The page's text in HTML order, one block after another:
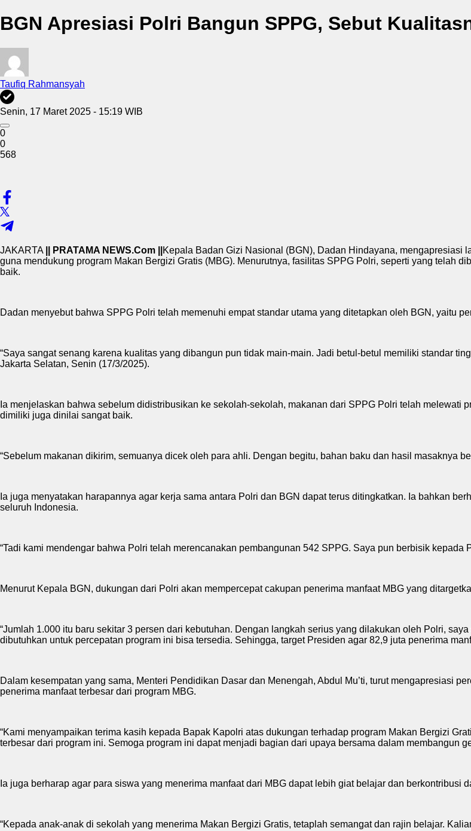
BGN Apresiasi Polri Bangun SPPG, Sebut
Taufiq Rahmansyah
Senin, 17 Maret 2025 - 15:19 WIB
0
0
568
JAKARTA || PRATAMA NEWS.Com ||
Kepala Badan Gizi Nasional (BGN), Dadan Hindayana,
guna mendukung program Makan Bergizi Gratis (MBG). Menurutnya, fasilitas SPPG Polri, seperti yang telah
baik.
Dadan menyebut bahwa SPPG Polri telah memenuhi empat standar utama yang ditetapkan oleh BGN, yaitu
“Saya sangat senang karena kualitas yang dibangun pun tidak main-main. Jadi betul-betul memiliki standar
Jakarta Selatan, Senin (17/3/2025).
Ia menjelaskan bahwa sebelum didistribusikan ke sekolah-sekolah, makanan dari SPPG Polri telah melewati
dimiliki juga dinilai sangat baik.
“Sebelum makanan dikirim, semuanya dicek oleh para ahli. Dengan begitu, bahan baku dan hasil masaknya
Ia juga menyatakan harapannya agar kerja sama antara Polri dan BGN dapat terus ditingkatkan. Ia bahkan
seluruh Indonesia.
“Tadi kami mendengar bahwa Polri telah merencanakan pembangunan 542 SPPG. Saya pun berbisik
Menurut Kepala BGN, dukungan dari Polri akan mempercepat cakupan penerima manfaat MBG yang
“Jumlah 1.000 itu baru sekitar 3 persen dari kebutuhan. Dengan langkah serius yang dilakukan oleh Polri,
dibutuhkan untuk percepatan program ini bisa tersedia. Sehingga, target Presiden agar 82,9 juta penerima
Dalam kesempatan yang sama, Menteri Pendidikan Dasar dan Menengah, Abdul Mu’ti, turut mengapresiasi
penerima manfaat terbesar dari program MBG.
“Kami menyampaikan terima kasih kepada Bapak Kapolri atas dukungan terhadap program Makan Bergizi
terbesar dari program ini. Semoga program ini dapat menjadi bagian dari upaya bersama dalam membangun
Ia juga berharap agar para siswa yang menerima manfaat dari MBG dapat lebih giat belajar dan berkontribusi
“Kepada anak-anak di sekolah yang menerima Makan Bergizi Gratis, tetaplah semangat dan rajin belajar.